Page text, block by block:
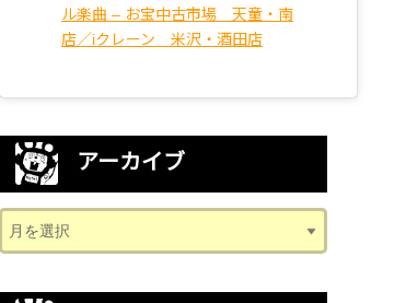
ル楽曲 – お宝中古市場 天童・南
店／iクレーン 米沢・酒田店
アーカイブ